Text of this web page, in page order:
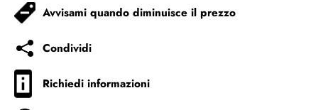
Avvisami quando diminuisce il prezzo
Condividi
Richiedi informazioni